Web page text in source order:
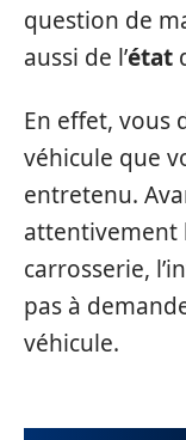
question de
aussi de l’état
En effet, vous
véhicule que
entretenu.
attentivement
carrosserie,
pas à
véhicule.